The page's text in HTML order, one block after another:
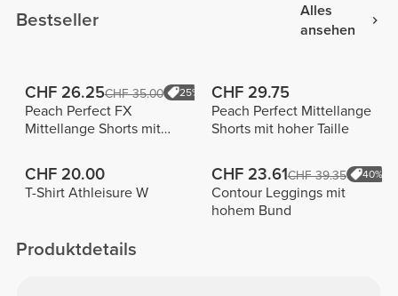
Bestseller
Alles
ansehen
CHF 26.25CHF 35.00 25%
Peach Perfect FX
Mittellange Shorts mit
CHF 29.75
Peach Perfect Mittellange
Shorts mit hoher Taille
CHF 20.00
T-Shirt Athleisure W
CHF 23.61CHF 39.35 40%
Contour Leggings mit
hohem Bund
Produktdetails